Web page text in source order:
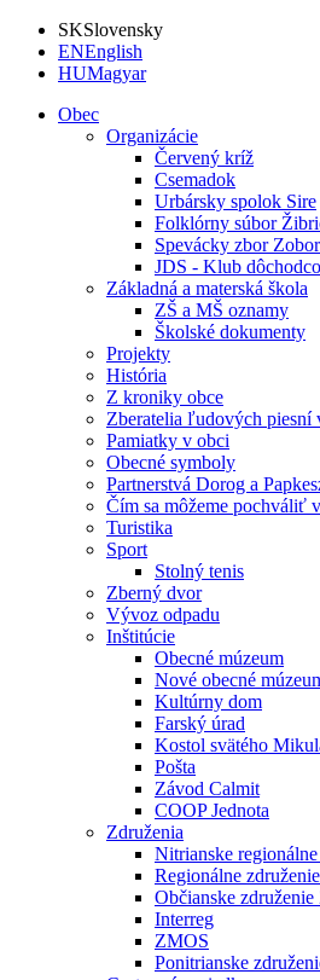
SKSlovensky
ENEnglish
HUMagyar
Obec
Organizácie
Červený kríž
Csemadok
Urbársky spolok Sire
Folklórny súbor
Spevácky zbor
JDS - Klub
Základná a materská škola
ZŠ a MŠ oznamy
Školské dokumenty
Projekty
História
Z kroniky obce
Zberatelia ľudových piesní
Pamiatky v obci
Obecné symboly
Partnerstvá Dorog a
Čím sa môžeme pochváliť
Turistika
Sport
Stolný tenis
Zberný dvor
Vývoz odpadu
Inštitúcie
Obecné múzeum
Nové obecné
Kultúrny dom
Farský úrad
Kostol svätého
Pošta
Závod Calmit
COOP Jednota
Združenia
Nitrianske
Regionálne
Občianske
Interreg
ZMOS
Ponitrianske